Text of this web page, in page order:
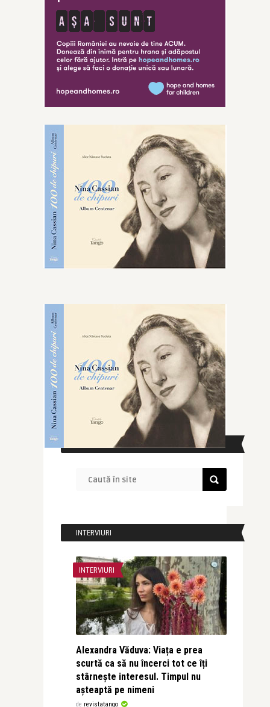
CAUTĂ ÎN SITE
INTERVIURI
INTERVIURI
Alexandra Văduva: Viața e prea
scurtă ca să nu încerci tot ce îți
stârnește interesul. Timpul nu
așteaptă pe nimeni
de revistatango